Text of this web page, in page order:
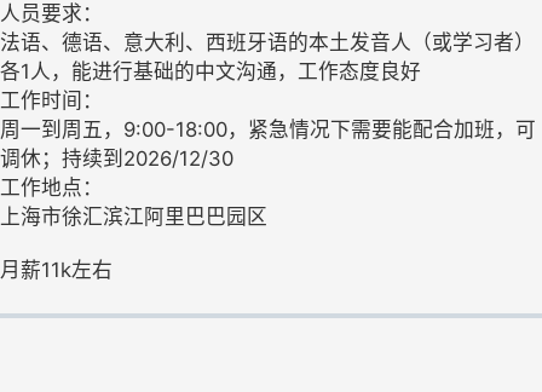
人员要求：
法语、德语、意大利、西班牙语的本土发音人（或学习者）
各1人，能进行基础的中文沟通，工作态度良好
工作时间：
周一到周五，9:00-18:00，紧急情况下需要能配合加班，可
调休；持续到2026/12/30
工作地点：
上海市徐汇滨江阿里巴巴园区
月薪11k左右